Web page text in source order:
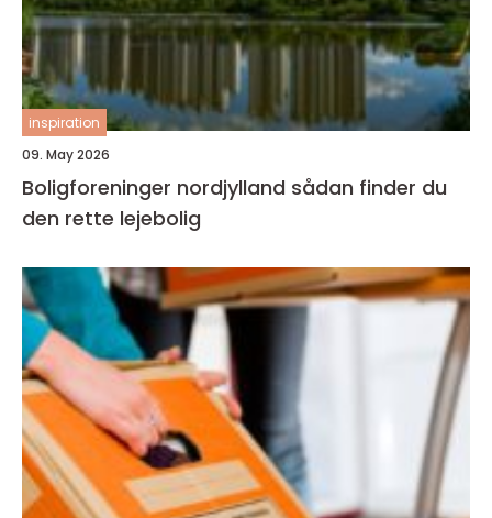
inspiration
09. May 2026
Boligforeninger nordjylland sådan finder du
den rette lejebolig